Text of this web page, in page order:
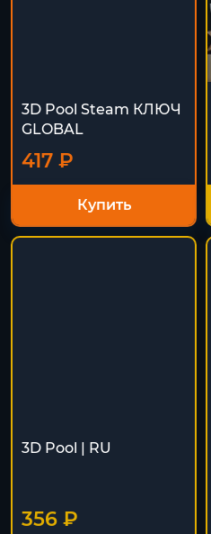
3D Pool Steam КЛЮЧ
GLOBAL
417 ₽
Купить
3D Pool | RU
356 ₽